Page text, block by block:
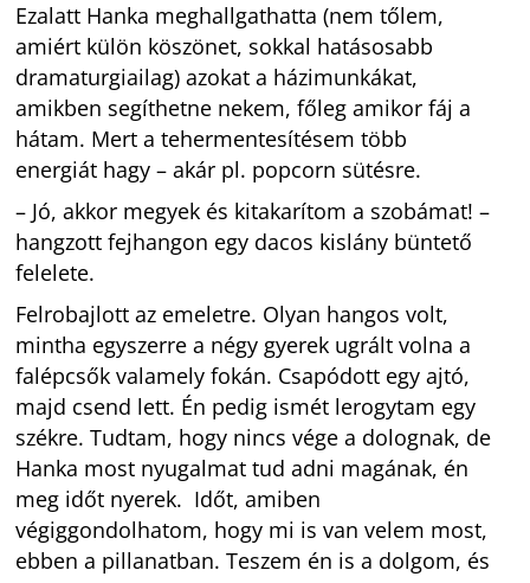
Ezalatt Hanka meghallgathatta (nem tőlem,
amiért külön köszönet, sokkal hatásosabb
dramaturgiailag) azokat a házimunkákat,
amikben segíthetne nekem, főleg amikor fáj a
hátam. Mert a tehermentesítésem több
energiát hagy – akár pl. popcorn sütésre.
– Jó, akkor megyek és kitakarítom a szobámat! –
hangzott fejhangon egy dacos kislány büntető
felelete.
Felrobajlott az emeletre. Olyan hangos volt,
mintha egyszerre a négy gyerek ugrált volna a
falépcsők valamely fokán. Csapódott egy ajtó,
majd csend lett. Én pedig ismét lerogytam egy
székre. Tudtam, hogy nincs vége a dolognak, de
Hanka most nyugalmat tud adni magának, én
meg időt nyerek. Időt, amiben
végiggondolhatom, hogy mi is van velem most,
ebben a pillanatban. Teszem én is a dolgom, és